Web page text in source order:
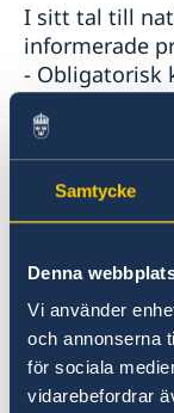
Samtycke
Denna
Vi använder
och annonserna
för sociala
vidarebefordrar
I sitt tal till
informerade
- Obligatorisk
återvänt från
-
med någon
smittade.
- Förbud mot
politiska).
eller socialt
- Begränsa
- Begränsa
Fler konkreta